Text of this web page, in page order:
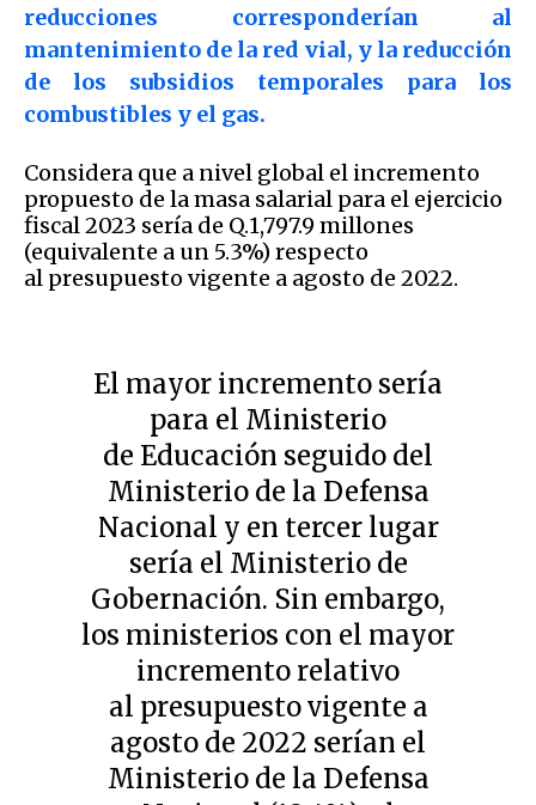
reducciones corresponderían al
mantenimiento de la red vial, y la reducción
de los subsidios temporales para los
combustibles y el gas.
Considera que a nivel global el incremento
propuesto de la masa salarial para el ejercicio
fiscal 2023 sería de Q.1,797.9 millones
(equivalente a un 5.3%) respecto
al presupuesto vigente a agosto de 2022.
El mayor incremento sería
para el Ministerio
de Educación seguido del
Ministerio de la Defensa
Nacional y en tercer lugar
sería el Ministerio de
Gobernación. Sin embargo,
los ministerios con el mayor
incremento relativo
al presupuesto vigente a
agosto de 2022 serían el
Ministerio de la Defensa